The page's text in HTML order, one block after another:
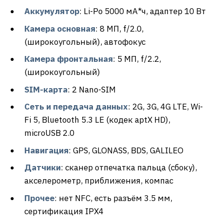
Аккумулятор: Li-Po 5000 мА*ч, адаптер 10 Вт
Камера основная: 8 МП, f/2.0,
(широкоугольный), автофокус
Камера фронтальная: 5 МП, f/2.2,
(широкоугольный)
SIM-карта: 2 Nano-SIM
Сеть и передача данных: 2G, 3G, 4G LTE, Wi-
Fi 5, Bluetooth 5.3 LE (кодек aptX HD),
microUSB 2.0
Навигация: GPS, GLONASS, BDS, GALILEO
Датчики: сканер отпечатка пальца (сбоку),
акселерометр, приближения, компас
Прочее: нет NFC, есть разъём 3.5 мм,
сертификация IPX4